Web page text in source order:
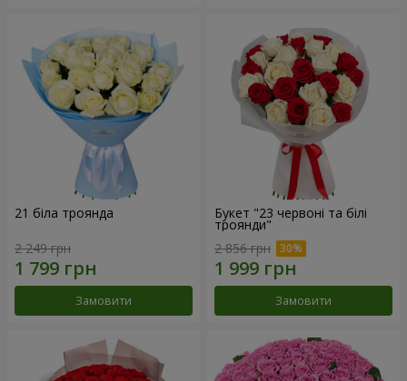
21 біла троянда
2 249 грн
Замовити
Букет "23 червоні та білі
троянди"
2 856 грн
Замовити